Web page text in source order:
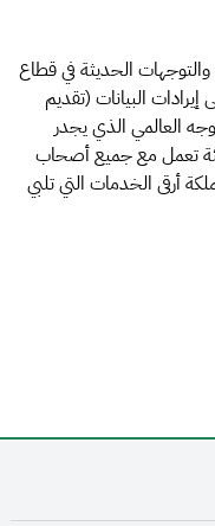
والتوجهات الحديثة في قطاع
إيرادات البيانات (تقديم
العالمي الذي يجدر
تعمل مع جميع أصحاب
أرقى الخدمات التي تلبي